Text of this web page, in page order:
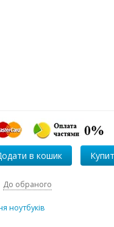
в кошик
До обраного
ноутбуків